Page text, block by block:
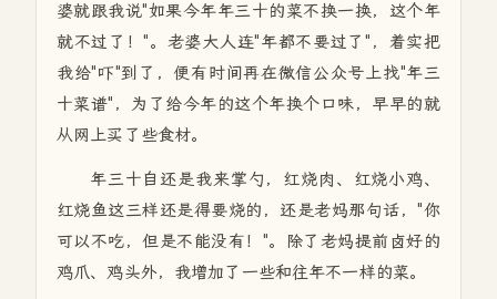
婆就跟我说"如果今年年三十的菜不换一换，这个年
就不过了！"。老婆大人连"年都不要过了"，着实把
我给"吓"到了，便有时间再在微信公众号上找"年三
十菜谱"，为了给今年的这个年换个口味，早早的就
从网上买了些食材。
年三十自还是我来掌勺，红烧肉、红烧小鸡、
红烧鱼这三样还是得要烧的，还是老妈那句话，"你
可以不吃，但是不能没有！"。除了老妈提前卤好的
鸡爪、鸡头外，我增加了一些和往年不一样的菜。